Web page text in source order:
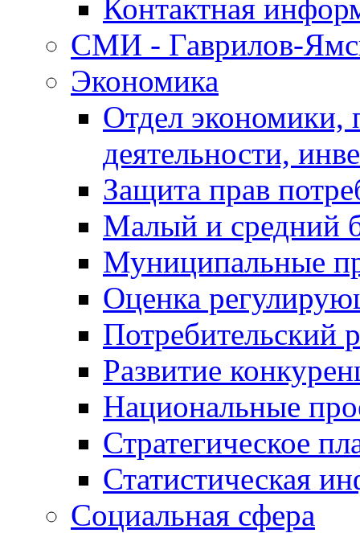
Контактная
СМИ - Гаврилов-
Экономика
Отдел экономики,
деятельности,
Защита прав
Малый и средний
Муниципальные
Оценка
Потребительский
Развитие
Национальные
Стратегическое
Статистическая
Социальная сфера